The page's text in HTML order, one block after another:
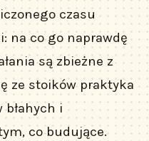
czasu
na co go naprawdę
są zbieżne z
ze stoików praktyka
błahych i
co budujące.